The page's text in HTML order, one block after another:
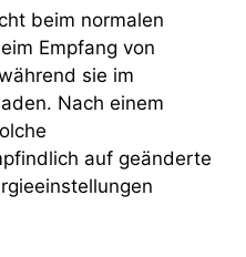
beim normalen
Empfang von
sie im
Nach einem
auf geänderte